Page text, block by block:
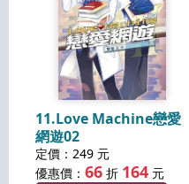
11.Love Machine戀愛
網遊02
定價：249 元
優惠價： 66 折 164 元